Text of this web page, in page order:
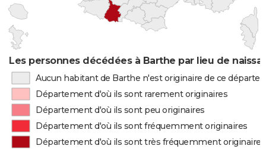
Les personnes décédées à Barthe par lieu de
Aucun habitant de Barthe n'est originaire de ce
Département d'où ils sont rarement originaires
Département d'où ils sont peu originaires
Département d'où ils sont fréquemment originaires
Département d'où ils sont très fréquemment originaires